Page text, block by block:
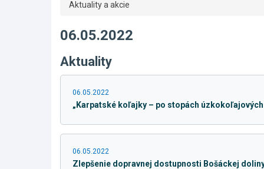
Aktuality a akcie
06.05.2022
Aktuality
06.05.2022
„Karpatské koľajky – po stopách
06.05.2022
Zlepšenie dopravnej dostupnosti Bošáckej